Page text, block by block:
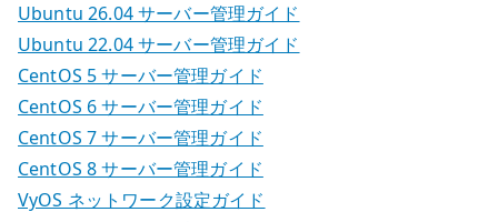
Ubuntu 26.04 サーバー管理ガイド
Ubuntu 22.04 サーバー管理ガイド
CentOS 5 サーバー管理ガイド
CentOS 6 サーバー管理ガイド
CentOS 7 サーバー管理ガイド
CentOS 8 サーバー管理ガイド
VyOS ネットワーク設定ガイド